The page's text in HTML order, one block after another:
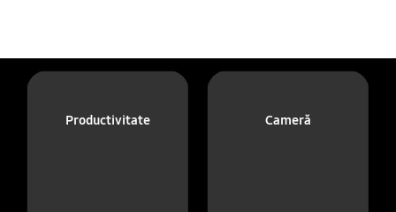
Productivitate Cameră